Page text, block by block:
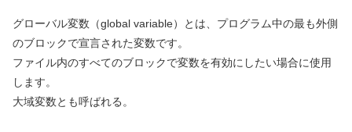
グローバル変数（global variable）とは、プログラム中の最も外側
のブロックで宣言された変数です。
ファイル内のすべてのブロックで変数を有効にしたい場合に使用
します。
大域変数とも呼ばれる。